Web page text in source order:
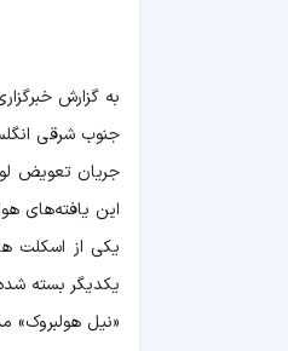
جنوب شرقی
جریان تعویض
این یافته‌های
یکی از اسکلت
یکدیگر بسته
«نیل هولبروک»